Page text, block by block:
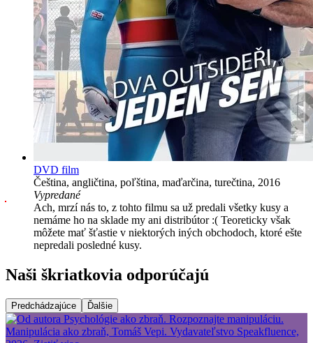
DVD film
Čeština, angličtina, poľština, maďarčina, turečtina, 2016
Vypredané
Ach, mrzí nás to, z tohto filmu sa už predali všetky kusy a
nemáme ho na sklade my ani distribútor :( Teoreticky však
môžete mať šťastie v niektorých iných obchodoch, ktoré ešte
nepredali posledné kusy.
Naši škriatkovia odporúčajú
Predchádzajúce Ďalšie